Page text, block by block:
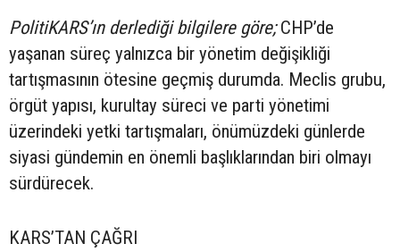
PolitiKARS’ın derlediği bilgilere göre;CHP’de
yaşanan süreç yalnızca bir yönetim değişikliği
tartışmasının ötesine geçmiş durumda. Meclis grubu,
örgüt yapısı, kurultay süreci ve parti yönetimi
üzerindeki yetki tartışmaları, önümüzdeki günlerde
siyasi gündemin en önemli başlıklarından biri olmayı
sürdürecek.
KARS’TAN ÇAĞRI